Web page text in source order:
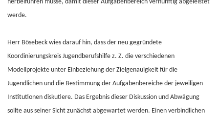
herbeiführen müsse, damit dieser Aufgabenbereich vernünftig abgeleistet
werde.
Herr Bösebeck wies darauf hin, dass der neu gegründete
Koordinierungskreis Jugendberufshilfe z. Z. die verschiedenen
Modellprojekte unter Einbeziehung der Zielgenauigkeit für die
Jugendlichen und die Bestimmung der Aufgabenbereiche der jeweiligen
Institutionen diskutiere. Das Ergebnis dieser Diskussion und Abwägung
sollte aus seiner Sicht zunächst abgewartet werden. Einen verbindlichen